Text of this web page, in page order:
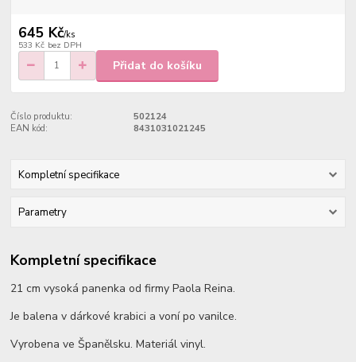
645 Kč/ks
533 Kč bez DPH
Přidat do košíku
Číslo produktu:
502124
EAN kód:
8431031021245
Kompletní specifikace
Parametry
Kompletní specifikace
21 cm vysoká panenka od firmy Paola Reina.
Je balena v dárkové krabici a voní po vanilce.
Vyrobena ve Španělsku. Materiál vinyl.